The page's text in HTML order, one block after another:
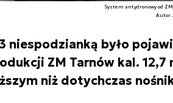
System antydronowy od
Autor.
niespodzianką było
ZM Tarnów kal. 12,7
niż dotychczas